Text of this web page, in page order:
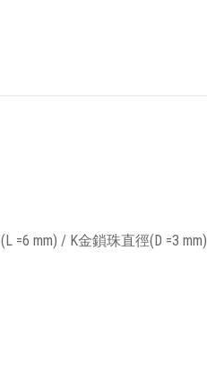
=6 mm) / K金鎖珠直徑(D =3 mm)